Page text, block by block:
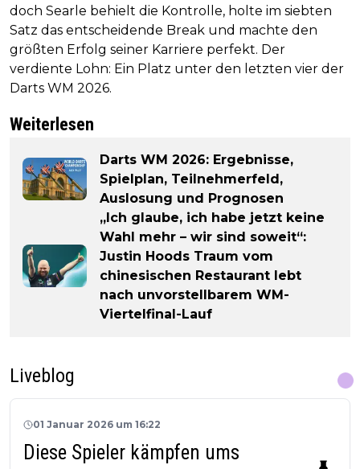
doch Searle behielt die Kontrolle, holte im siebten
Satz das entscheidende Break und machte den
größten Erfolg seiner Karriere perfekt. Der
verdiente Lohn: Ein Platz unter den letzten vier der
Darts WM 2026.
Weiterlesen
Darts WM 2026: Ergebnisse,
Spielplan, Teilnehmerfeld,
Auslosung und Prognosen
„Ich glaube, ich habe jetzt keine
Wahl mehr – wir sind soweit“:
Justin Hoods Traum vom
chinesischen Restaurant lebt
nach unvorstellbarem WM-
Viertelfinal-Lauf
Liveblog
01 Januar 2026 um 16:22
Diese Spieler kämpfen ums